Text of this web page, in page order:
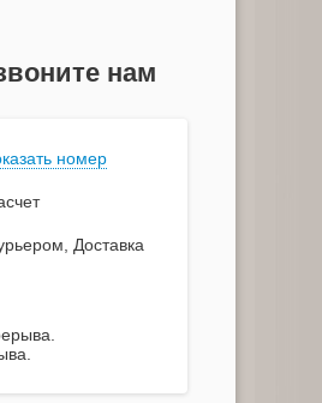
нам
номер
Доставка